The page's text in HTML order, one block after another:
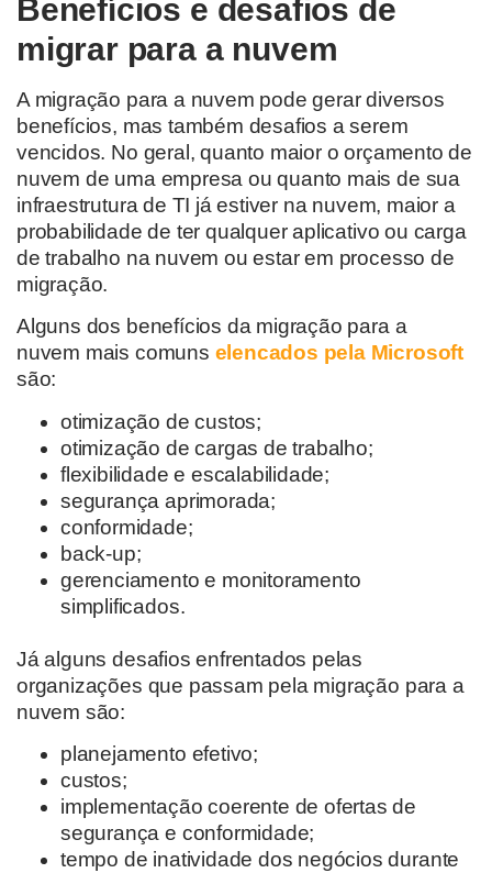
Benefícios e desafios de
migrar para a nuvem
A migração para a nuvem pode gerar diversos
benefícios, mas também desafios a serem
vencidos. No geral, quanto maior o orçamento de
nuvem de uma empresa ou quanto mais de sua
infraestrutura de TI já estiver na nuvem, maior a
probabilidade de ter qualquer aplicativo ou carga
de trabalho na nuvem ou estar em processo de
migração.
Alguns dos benefícios da migração para a
nuvem mais comuns elencados pela Microsoft
são:
otimização de custos;
otimização de cargas de trabalho;
flexibilidade e escalabilidade;
segurança aprimorada;
conformidade;
back-up;
gerenciamento e monitoramento
simplificados.
Já alguns desafios enfrentados pelas
organizações que passam pela migração para a
nuvem são:
planejamento efetivo;
custos;
implementação coerente de ofertas de
segurança e conformidade;
tempo de inatividade dos negócios durante